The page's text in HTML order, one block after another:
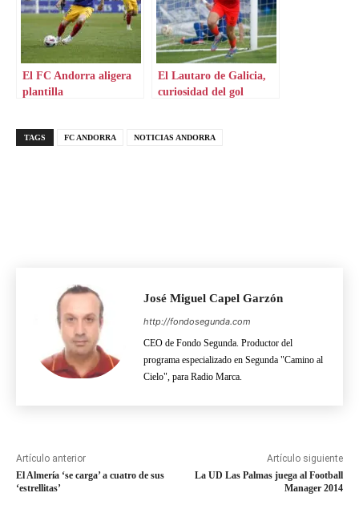
El FC Andorra aligera
plantilla
El Lautaro de Galicia,
curiosidad del gol
TAGS FC ANDORRA NOTICIAS ANDORRA
José Miguel Capel Garzón
http://fondosegunda.com
CEO de Fondo Segunda. Productor del
programa especializado en Segunda "Camino al
Cielo", para Radio Marca.
Artículo anterior
El Almería ‘se carga’ a cuatro de sus
‘estrellitas’
Artículo siguiente
La UD Las Palmas juega al Football
Manager 2014